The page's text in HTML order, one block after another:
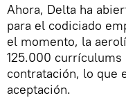
Ahora, Delta ha
para el codiciado
el momento, la
125.000 currículums
contratación, lo que
aceptación.